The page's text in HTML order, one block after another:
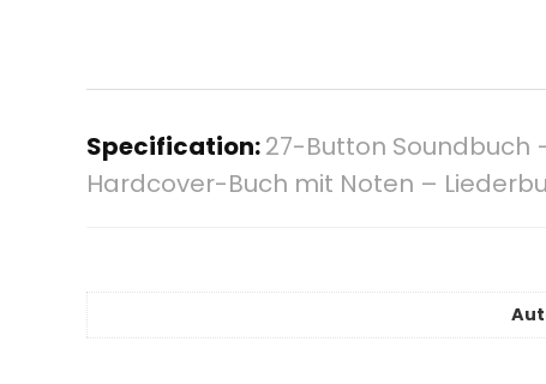
Specification:27-Button Soundbuch
Hardcover-Buch mit Noten –